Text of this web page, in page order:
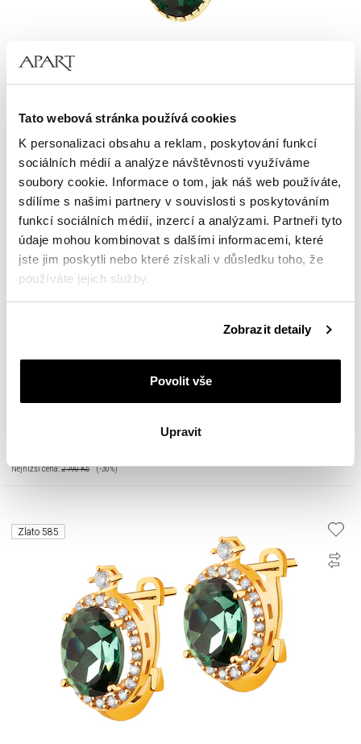
Tato webová stránka používá cookies
K personalizaci obsahu a reklam, poskytování funkcí
sociálních médií a analýze návštěvnosti využíváme
soubory cookie. Informace o tom, jak náš web používáte,
sdílíme s našimi partnery v souvislosti s poskytováním
funkcí sociálních médií, inzercí a analýzami. Partneři tyto
údaje mohou kombinovat s dalšími informacemi, které
jste jim poskytli nebo které získali v důsledku toho, že
používáte jejich služby.
Zásadách ochrany osobních údajů
Zobrazit detaily
Povolit vše
Upravit
Zlatý přívěsek se syntetickým křemenem
6 690 Kč
Slevy
Zlato 585
Náramek se syntetickými křemeny a prvky ze žlutého zlata
Nejnižší cena:2 790Kč (-30%)
Zlato 585